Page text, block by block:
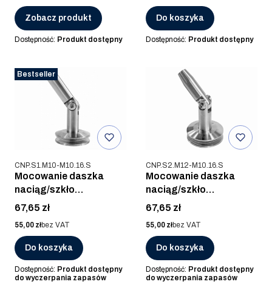
Zobacz produkt
Dostępność: Produkt dostępny
Do koszyka
Dostępność: Produkt dostępny
Bestseller
Kod produktu
CNP.S1.M10-M10.16.S
Mocowanie daszka
naciąg/szkło
M10R/M10, AISI 316,
SZLIF (75x53mm)
Cena
67,65 zł
Cena
55,00 złbez VAT
Do koszyka
Dostępność: Produkt dostępny
do wyczerpania zapasów
Kod produktu
CNP.S2.M12-M10.16.S
Mocowanie daszka
naciąg/szkło
M12L/M10, AISI 316,
SZLIF (70x54mm)
Cena
67,65 zł
Cena
55,00 złbez VAT
Do koszyka
Dostępność: Produkt dostępny
do wyczerpania zapasów